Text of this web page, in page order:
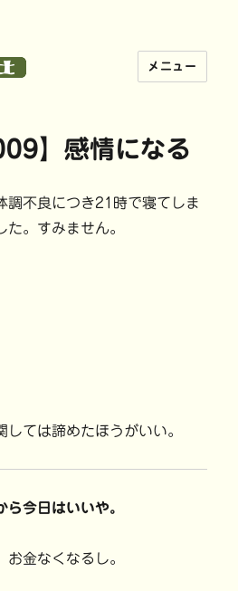
メニュー
】感情になる
不良につき21時で寝てしま
た。すみません。
ては諦めたほうがいい。
今日はいいや。
金なくなるし。